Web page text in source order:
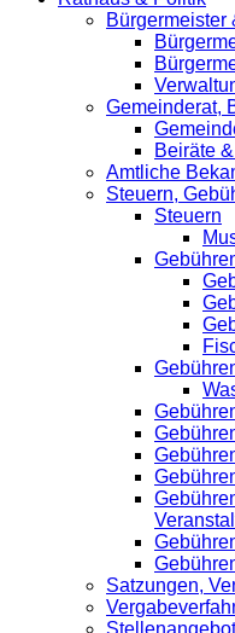
Bürgermeister
Gemeinderat,
Beiräte
Amtliche
Steuern,
Steuern
Satzungen,